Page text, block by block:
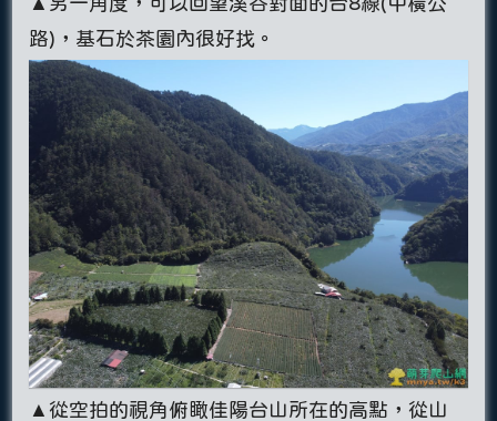
路)，基石於茶園內很好找。
▲從空拍的視角俯瞰佳陽台山所在的高點，從山